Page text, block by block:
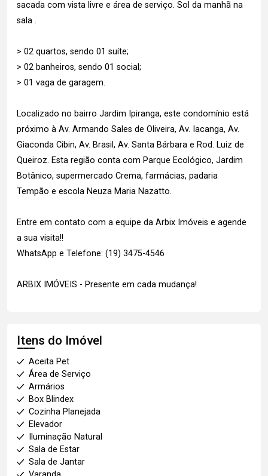
sacada com vista livre e área de serviço. Sol da manhã na
sala .
> 02 quartos, sendo 01 suíte;
> 02 banheiros, sendo 01 social;
> 01 vaga de garagem.
Localizado no bairro Jardim Ipiranga, este condomínio está
próximo à Av. Armando Sales de Oliveira, Av. Iacanga, Av.
Giaconda Cibin, Av. Brasil, Av. Santa Bárbara e Rod. Luiz de
Queiroz. Esta região conta com Parque Ecológico, Jardim
Botânico, supermercado Crema, farmácias, padaria
Tempão e escola Neuza Maria Nazatto.
Entre em contato com a equipe da Arbix Imóveis e agende
a sua visita!!
WhatsApp e Telefone: (19) 3475-4546
ARBIX IMÓVEIS - Presente em cada mudança!
Itens do Imóvel
Aceita Pet
Área de Serviço
Armários
Box Blindex
Cozinha Planejada
Elevador
Iluminação Natural
Sala de Estar
Sala de Jantar